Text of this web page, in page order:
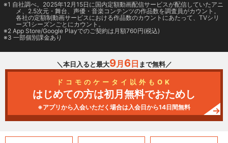
1 自社調べ。2025年12月15日に国内定額動画配信サービスが配信していたアニ
メ、2.5次元・舞台、声優・音楽コンテンツの作品数を調査員がカウント。
各社の定額制動画サービスにおける作品数のカウントにあたって、TVシリ
ーズ1シーズンごとにカウント。
2 App Store/Google Playでのご契約は月額760円(税込)
3 一部個別課金あり
＼本日入ると最大9月 6日 まで無料／
ドコモのケータイ以外もOK
はじめての方は初月無料でおためし
※アプリから入会いただく場合は入会日から14日間無料